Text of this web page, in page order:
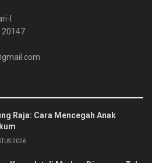
I
20147
Raja: Cara Mencegah Anak
2026